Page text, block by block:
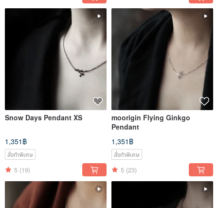
Snow Days Pendant XS
1,351฿
สั่งทำพิเศษ
5 (19)
moorigin Flying Ginkgo
Pendant
1,351฿
สั่งทำพิเศษ
5 (23)